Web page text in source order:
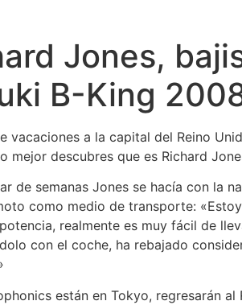
Jones,
B-King
vacaciones a la capital del Reino
mejor descubres que es Richard
de semanas Jones se hacía con la
como medio de transporte:
realmente es muy fácil de
con el coche, ha rebajado
están en Tokyo, regresarán